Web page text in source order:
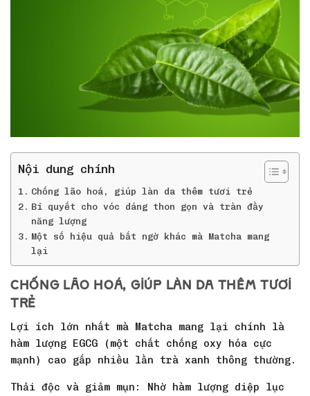
Nội dung chính
Chống lão hoá, giúp làn da thêm tươi trẻ
Bí quyết cho vóc dáng thon gọn và tràn đầy
năng lượng
Một số hiệu quả bất ngờ khác mà Matcha mang
lại
Chống lão hoá, giúp làn da thêm tươi
trẻ
Lợi ích lớn nhất mà Matcha mang lại chính là
hàm lượng EGCG (một chất chống oxy hóa cực
mạnh) cao gấp nhiều lần trà xanh thông thường.
Thải độc và giảm mụn: Nhờ hàm lượng diệp lục